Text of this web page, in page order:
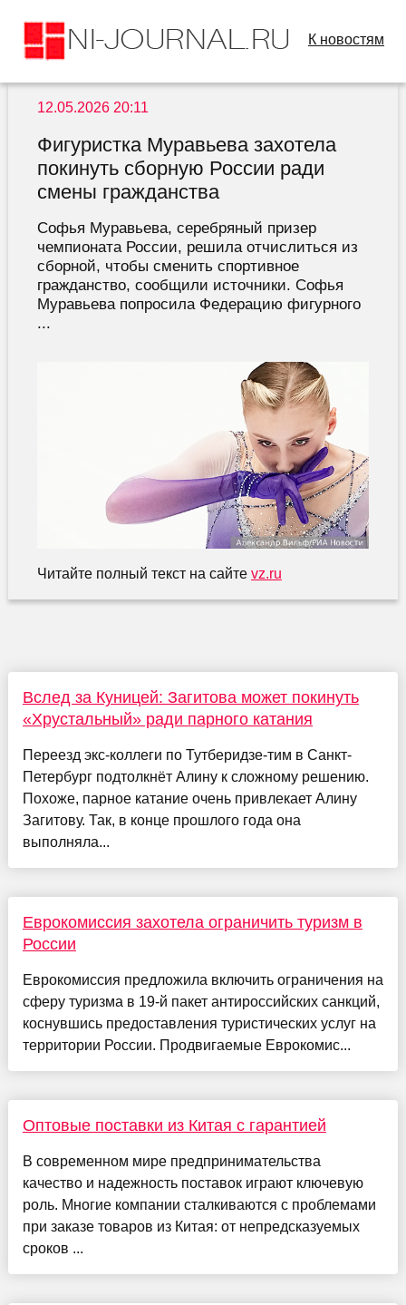
К новостям
12.05.2026 20:11
Фигуристка Муравьева захотела
покинуть сборную России ради
смены гражданства
Софья Муравьева, серебряный призер
чемпионата России, решила отчислиться из
сборной, чтобы сменить спортивное
гражданство, сообщили источники. Софья
Муравьева попросила Федерацию фигурного
...
Читайте полный текст на сайте vz.ru
Вслед за Куницей: Загитова может покинуть
«Хрустальный» ради парного катания
Переезд экс-коллеги по Тутберидзе-тим в Санкт-
Петербург подтолкнёт Алину к сложному решению.
Похоже, парное катание очень привлекает Алину
Загитову. Так, в конце прошлого года она
выполняла...
Еврокомиссия захотела ограничить туризм в
России
Еврокомиссия предложила включить ограничения на
сферу туризма в 19-й пакет антироссийских санкций,
коснувшись предоставления туристических услуг на
территории России. Продвигаемые Еврокомис...
Оптовые поставки из Китая с гарантией
В современном мире предпринимательства
качество и надежность поставок играют ключевую
роль. Многие компании сталкиваются с проблемами
при заказе товаров из Китая: от непредсказуемых
сроков ...